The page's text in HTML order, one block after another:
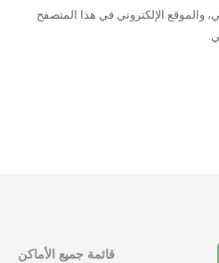
والموقع الإلكتروني في هذا المتصفح
قائمة جميع الأماكن